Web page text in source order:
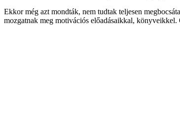
Ekkor még azt mondták, nem tudtak teljesen
mozgatnak meg motivációs előadásaikkal,